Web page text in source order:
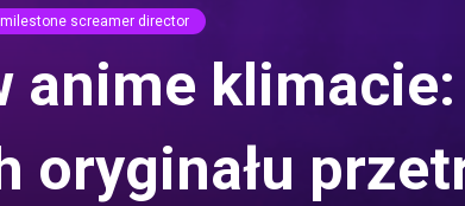
milestone screamer director
anime
oryginału